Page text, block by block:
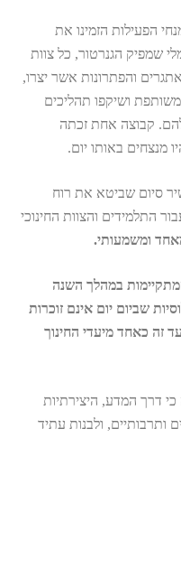
הפעילות הזמינו את
שמפיק הגנרטור, כל צוות
והפתרונות אשר יצרו,
ושיקפו תהליכים
קבוצה אחת זכתה
באותו יום.
סיום שביטא את רוח
התלמידים והצוות החינוכי
מאחד ומשמעותי.
במהלך השנה
שביום יום אינם זוכרות
זה כאחד מיעדי החינוך
דרך המדע, היצירתיות
ותרבותיים, ולבנות עתיד